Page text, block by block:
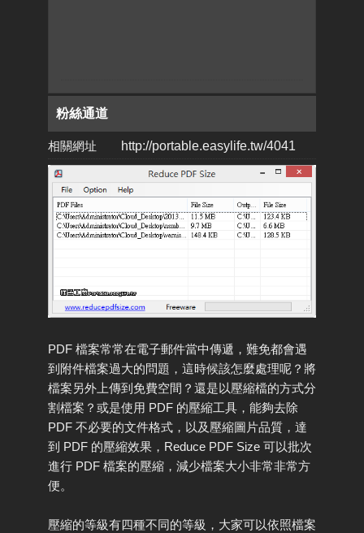
粉絲通道
相關網址 http://portable.easylife.tw/4041
PDF 檔案常常在電子郵件當中傳遞，難免都會遇
到附件檔案過大的問題，這時候該怎麼處理呢？將
檔案另外上傳到免費空間？還是以壓縮檔的方式分
割檔案？或是使用 PDF 的壓縮工具，能夠去除
PDF 不必要的文件格式，以及壓縮圖片品質，達
到 PDF 的壓縮效果，Reduce PDF Size 可以批次
進行 PDF 檔案的壓縮，減少檔案大小非常非常方
便。
壓縮的等級有四種不同的等級，大家可以依照檔案